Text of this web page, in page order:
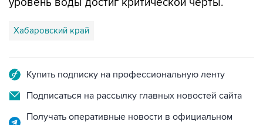
Хабаровский край
Подписаться на рассылку главных новостей сайта
Получать оперативные новости в официальном